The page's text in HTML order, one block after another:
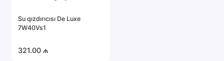
Su qızdırıcısı De Luxe
7W40Vs1
321.00 ₼